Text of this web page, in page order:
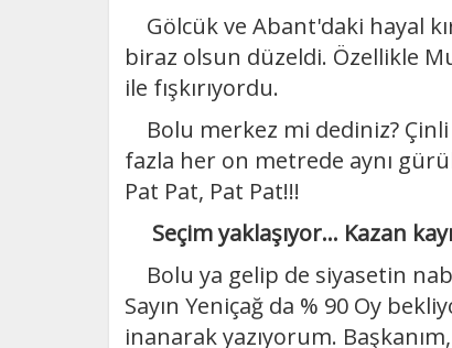
Gölcük ve Abant'daki hayal
biraz olsun düzeldi. Özellikle
ile fışkırıyordu.
Bolu merkez mi dediniz? Çinli
fazla her on metrede aynı
Pat Pat, Pat Pat!!!
Seçim yaklaşıyor... Kazan
Bolu ya gelip de siyasetin
Sayın Yeniçağ da % 90 Oy
inanarak yazıyorum.